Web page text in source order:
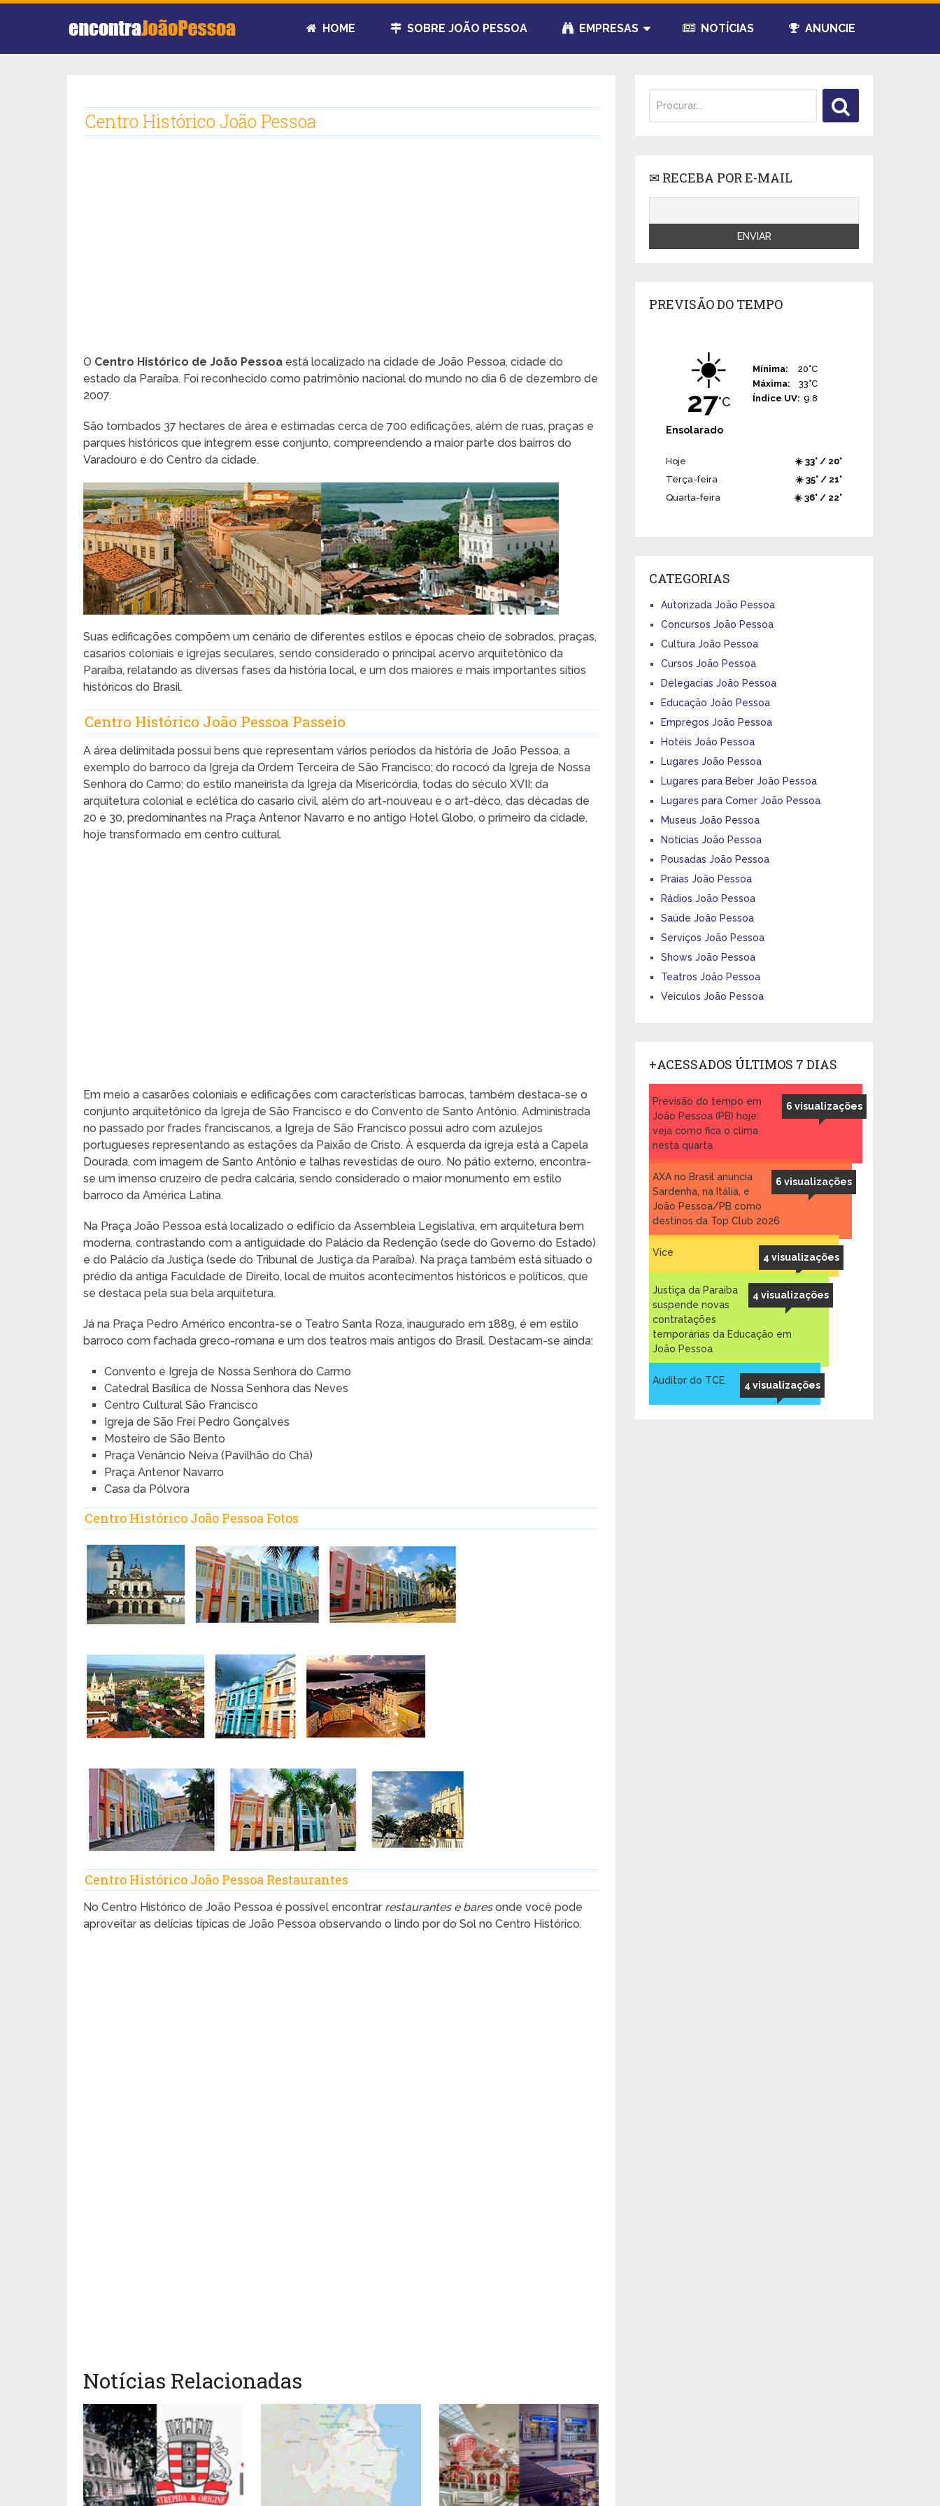
HOME SOBRE JOÃO PESSOA EMPRESAS NOTÍCIAS ANUNCIE
Centro Histórico João Pessoa
O Centro Histórico de João Pessoa está localizado na cidade de João Pessoa, cidade do
estado da Paraíba. Foi reconhecido como patrimônio nacional do mundo no dia 6 de dezembro de
2007.
São tombados 37 hectares de área e estimadas cerca de 700 edificações, além de ruas, praças e
parques históricos que integrem esse conjunto, compreendendo a maior parte dos bairros do
Varadouro e do Centro da cidade.
Suas edificações compõem um cenário de diferentes estilos e épocas cheio de sobrados, praças,
casarios coloniais e igrejas seculares, sendo considerado o principal acervo arquitetônico da
Paraíba, relatando as diversas fases da história local, e um dos maiores e mais importantes sítios
históricos do Brasil.
Centro Histórico João Pessoa Passeio
A área delimitada possui bens que representam vários períodos da história de João Pessoa, a
exemplo do barroco da Igreja da Ordem Terceira de São Francisco; do rococó da Igreja de Nossa
Senhora do Carmo; do estilo maneirista da Igreja da Misericórdia, todas do século XVII; da
arquitetura colonial e eclética do casario civil, além do art-nouveau e o art-déco, das décadas de
20 e 30, predominantes na Praça Antenor Navarro e no antigo Hotel Globo, o primeiro da cidade,
hoje transformado em centro cultural.
Em meio a casarões coloniais e edificações com características barrocas, também destaca-se o
conjunto arquitetônico da Igreja de São Francisco e do Convento de Santo Antônio. Administrada
no passado por frades franciscanos, a Igreja de São Francisco possui adro com azulejos
portugueses representando as estações da Paixão de Cristo. À esquerda da igreja está a Capela
Dourada, com imagem de Santo Antônio e talhas revestidas de ouro. No pátio externo, encontra-
se um imenso cruzeiro de pedra calcária, sendo considerado o maior monumento em estilo
barroco da América Latina.
Na Praça João Pessoa está localizado o edifício da Assembleia Legislativa, em arquitetura bem
moderna, contrastando com a antiguidade do Palácio da Redenção (sede do Governo do Estado)
e do Palácio da Justiça (sede do Tribunal de Justiça da Paraíba). Na praça também está situado o
prédio da antiga Faculdade de Direito, local de muitos acontecimentos históricos e políticos, que
se destaca pela sua bela arquitetura.
Já na Praça Pedro Américo encontra-se o Teatro Santa Roza, inaugurado em 1889, é em estilo
barroco com fachada greco-romana e um dos teatros mais antigos do Brasil. Destacam-se ainda:
Convento e Igreja de Nossa Senhora do Carmo
Catedral Basílica de Nossa Senhora das Neves
Centro Cultural São Francisco
Igreja de São Frei Pedro Gonçalves
Mosteiro de São Bento
Praça Venâncio Neiva (Pavilhão do Chá)
Praça Antenor Navarro
Casa da Pólvora
Centro Histórico João Pessoa Fotos
Centro Histórico João Pessoa Restaurantes
No Centro Histórico de João Pessoa é possível encontrar restaurantes e baresonde você pode
aproveitar as delícias típicas de João Pessoa observando o lindo por do Sol no Centro Histórico.
Notícias Relacionadas
✉ RECEBA POR E-MAIL
PREVISÃO DO TEMPO
☀️
27°C
Mínima:
20°C
Máxima:
33°C
Índice UV: 9.8
Ensolarado
Hoje
☀️ 33° / 20°
Terça-feira
☀️ 35° / 21°
Quarta-feira
☀️ 36° / 22°
CATEGORIAS
Autorizada João Pessoa
Concursos João Pessoa
Cultura João Pessoa
Cursos João Pessoa
Delegacias João Pessoa
Educação João Pessoa
Empregos João Pessoa
Hotéis João Pessoa
Lugares João Pessoa
Lugares para Beber João Pessoa
Lugares para Comer João Pessoa
Museus João Pessoa
Notícias João Pessoa
Pousadas João Pessoa
Praias João Pessoa
Rádios João Pessoa
Saúde João Pessoa
Serviços João Pessoa
Shows João Pessoa
Teatros João Pessoa
Veículos João Pessoa
+ACESSADOS ÚLTIMOS 7 DIAS
6 visualizações
Previsão do tempo em
João Pessoa (PB) hoje:
veja como fica o clima
nesta quarta
6 visualizações
AXA no Brasil anuncia
Sardenha, na Itália, e
João Pessoa/PB como
destinos da Top Club 2026
4 visualizações
Vice
4 visualizações
Justiça da Paraíba
suspende novas
contratações
temporárias da Educação em
João Pessoa
4 visualizações
Auditor do TCE